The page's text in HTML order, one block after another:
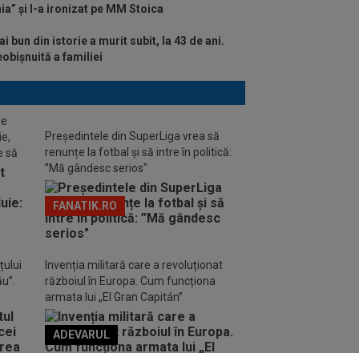
și l-a ironizat pe MM Stoica
bun din istorie a murit subit, la 43 de ani.
a familiei
să
Președintele din SuperLiga vrea să
renunțe la fotbal și să intre în politică:
”Mă gândesc serios"
FANATIK.RO
Invenția militară care a revoluționat
războiul în Europa. Cum funcționa
armata lui „El Gran Capitán”
ADEVARUL